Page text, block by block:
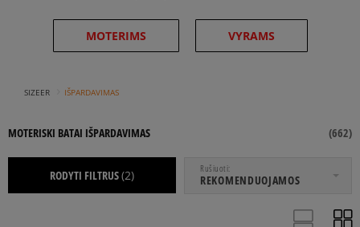
MOTERIMS VYRAMS
SIZEER IŠPARDAVIMAS
MOTERISKI BATAI IŠPARDAVIMAS (662)
RODYTI FILTRUS(2) Rušiuoti
REKOMENDUOJAMOS
NUO IKI